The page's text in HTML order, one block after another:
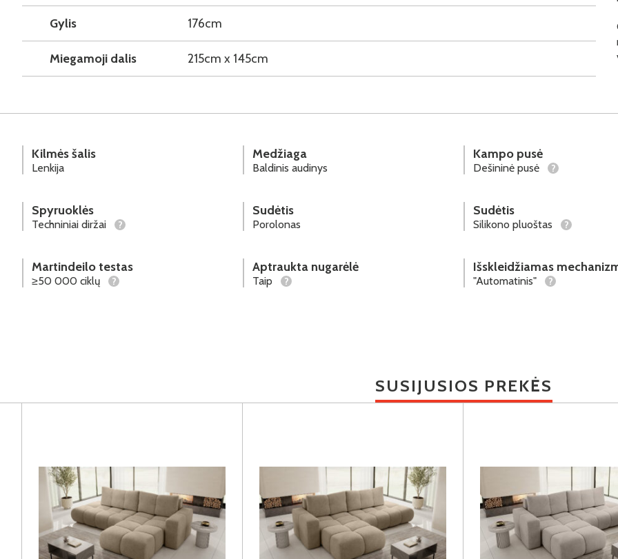
Gylis 176cm
Miegamoji dalis 215cm x 145cm
Kilmės šalis
Lenkija
Medžiaga
Baldinis audinys
Kampo pusė
Dešininė pusė ?
Spyruoklės
Techniniai diržai ?
Sudėtis
Porolonas
Sudėtis
Silikono pluoštas ?
Martindeilo testas
≥50 000 ciklų ?
Aptraukta nugarėlė
Taip ?
Išskleidžiamas
"Automatinis" ?
SUSIJUSIOS PREKĖS